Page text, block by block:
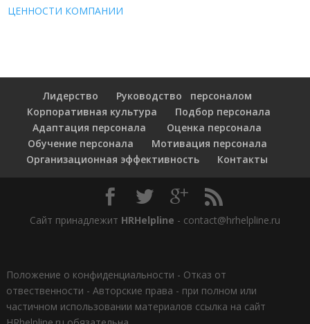
ЦЕННОСТИ КОМПАНИИ
Лидерство
Руководство персоналом
Корпоративная культура
Подбор персонала
Адаптация персонала
Оценка персонала
Обучение персонала
Мотивация персонала
Организационная эффективность
Контакты
Сайт принадлежит HRHelpline - contact@hrhelpline.ru
Положение о конфиденциальности - Отказ от
отвественности - Авторские права - при полном или
частичном использовании материалов ссылка на сайт